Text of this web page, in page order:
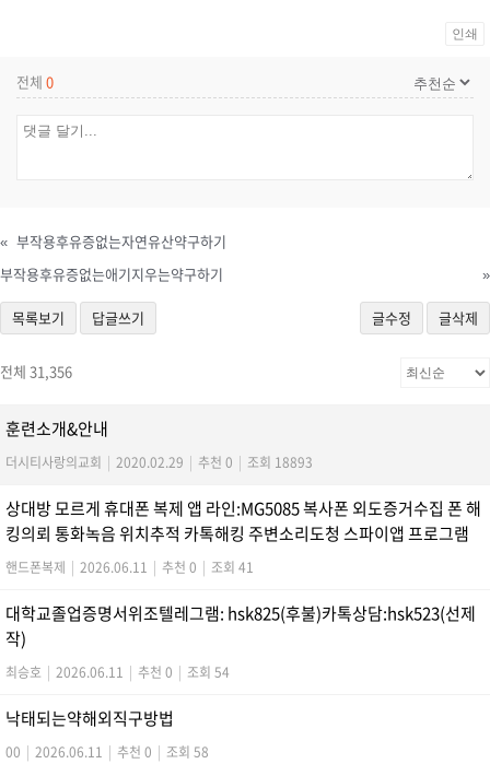
인쇄
전체 0
« 부작용후유증없는자연유산약구하기
부작용후유증없는애기지우는약구하기
»
목록보기 답글쓰기 글수정 글삭제
전체 31,356
훈련소개&안내
더시티사랑의교회 | 2020.02.29 | 추천 0 | 조회 18893
상대방 모르게 휴대폰 복제 앱 라인:MG5085 복사폰 외도증거수집 폰 해
킹의뢰 통화녹음 위치추적 카톡해킹 주변소리도청 스파이앱 프로그램
핸드폰복제 | 2026.06.11 | 추천 0 | 조회 41
대학교졸업증명서위조텔레그램: hsk825(후불)카톡상담:hsk523(선제
작)
최승호 | 2026.06.11 | 추천 0 | 조회 54
낙태되는약해외직구방법
00 | 2026.06.11 | 추천 0 | 조회 58